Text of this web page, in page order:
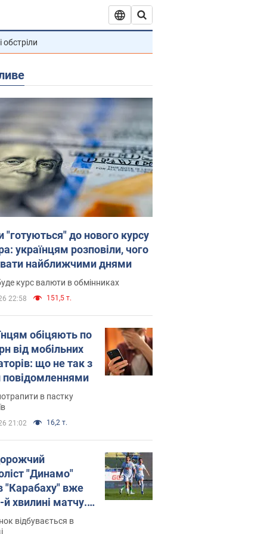
обстріли
"готуються" до нового курсу
українцям розповіли, чого
найближчими днями
курс валюти в обмінниках
22:58 151,5 т.
обіцяють по
від мобільних
що не так з
в пастку
21:02 16,2 т.
"Динамо"
"Карабаху" вже
й хвилині матчу.
відбувається в